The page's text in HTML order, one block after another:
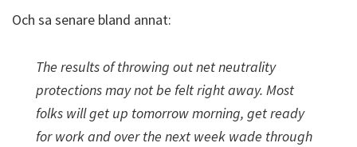
Och sa senare bland annat:
The results of throwing out net neutrality
protections may not be felt right away. Most
folks will get up tomorrow morning, get ready
for work and over the next week wade through